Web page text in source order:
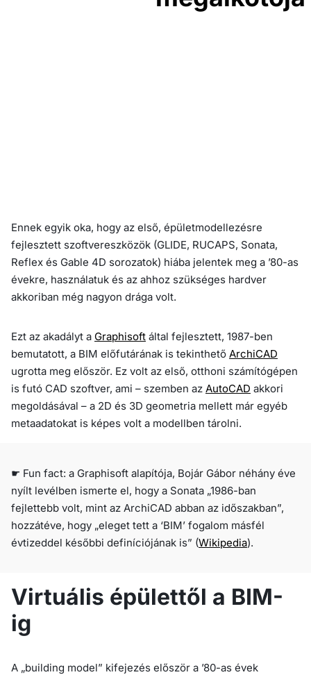
Ennek egyik oka, hogy az első, épületmodellezésre
fejlesztett szoftvereszközök (GLIDE, RUCAPS, Sonata,
Reflex és Gable 4D sorozatok) hiába jelentek meg a ’80-as
évekre, használatuk és az ahhoz szükséges hardver
akkoriban még nagyon drága volt.
Ezt az akadályt a Graphisoft által fejlesztett, 1987-ben
bemutatott, a BIM előfutárának is tekinthető ArchiCAD
ugrotta meg először. Ez volt az első, otthoni számítógépen
is futó CAD szoftver, ami – szemben az AutoCAD akkori
megoldásával – a 2D és 3D geometria mellett már egyéb
metaadatokat is képes volt a modellben tárolni.
☛ Fun fact: a Graphisoft alapítója, Bojár Gábor néhány éve
nyílt levélben ismerte el, hogy a Sonata „1986-ban
fejlettebb volt, mint az ArchiCAD abban az időszakban”,
hozzátéve, hogy „eleget tett a ‘BIM’ fogalom másfél
évtizeddel későbbi definíciójának is” (Wikipedia).
Virtuális épülettől a BIM-
ig
A „building model” kifejezés először a ’80-as évek